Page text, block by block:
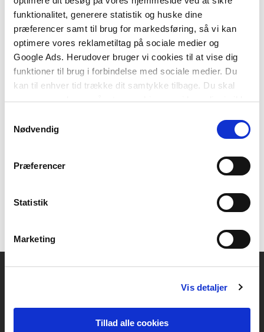
funktionalitet, generere statistik og huske dine
præferencer samt til brug for markedsføring, så vi kan
optimere vores reklametiltag på sociale medier og
Google Ads. Herudover bruger vi cookies til at vise dig
funktioner til brug i forbindelse med sociale medier. Du
kan til enhver tid trække dit samtykke tilbage. Du skal
være opmærksom på, at vores hjemmeside muligvis ikke
tilbagetrækker et samtykke.
Nødvendig
Præferencer
Statistik
Marketing
Vis detaljer
Tillad alle cookies
fremgangsmåden ved dimensionering af
enkeltspændte og dobbeltspændte plader i
henhold til DIF's norm for betonkonstruktioner, DS
411.
Endvidere indeholder anvisningen kurver til brug
ved bestemmelse af dimensionsgivedende
og tabeller til bestemmelse af armeringsmængden.
Brugen af kurver og tabeller er illustreret med
eksempler.
Vognmagergade 11